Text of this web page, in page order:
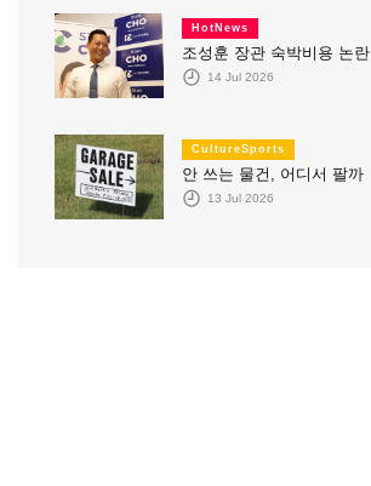
HotNews
조성훈 장관 숙박비용 논란
14 Jul 2026
CultureSports
안 쓰는 물건, 어디서 팔까
13 Jul 2026